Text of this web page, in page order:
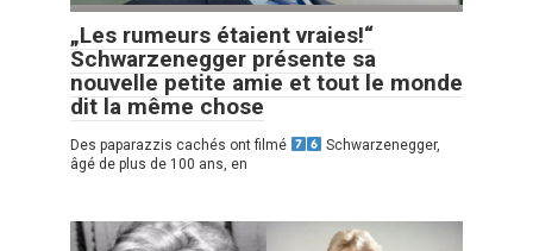
„Les rumeurs étaient vraies!“
Schwarzenegger présente sa
nouvelle petite amie et tout le monde
dit la même chose
Des paparazzis cachés ont filmé
Schwarzenegger,
âgé de plus de 100 ans, en